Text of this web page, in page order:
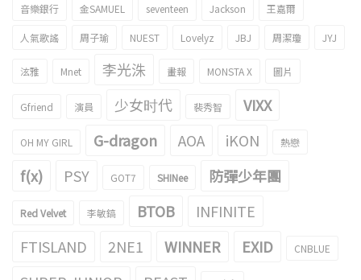
音樂銀行 金SAMUEL seventeen Jackson 王嘉爾
人氣歌謠 周子瑜 NUEST Lovelyz JBJ 周潔瓊 JYJ
泫雅 Mnet 李光洙 畫報 MONSTA X 圖片
Gfriend 演員 少女时代 裴秀智 VIXX
OH MY GIRL G-dragon AOA iKON 熱戀
f(x) PSY GOT7 SHINee 防彈少年團
Red Velvet 李敏鎬 BTOB
INFINITE
FTISLAND
2NE1 WINNER EXID CNBLUE